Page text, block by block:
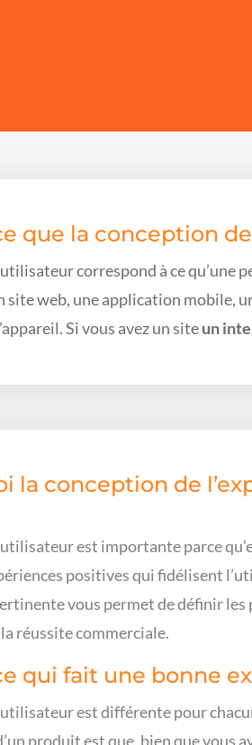
que la conception
utilisateur correspond à ce qu’une
site web, une application mobile,
Si vous avez un siteun
la conception de
utilisateur est importante parce
positives qui fidélisent
vous permet de définir
réussite commerciale.
qui fait une bonne
utilisateur est différente pour
produit est que, bien que vous